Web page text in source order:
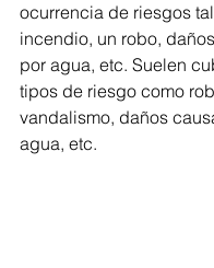
ocurrencia de riesgos
incendio, un robo,
por agua, etc. Suelen
tipos de riesgo como
vandalismo, daños
agua, etc.